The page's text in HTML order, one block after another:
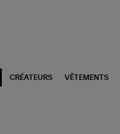
CRÉATEURS VÊTEMENTS